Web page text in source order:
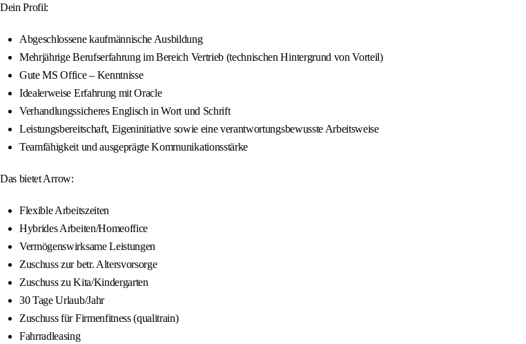
Dein Profil:
Abgeschlossene kaufmännische Ausbildung
Mehrjährige Berufserfahrung im Bereich Vertrieb (technischen Hintergrund von Vorteil)
Gute MS Office – Kenntnisse
Idealerweise Erfahrung mit Oracle
Verhandlungssicheres Englisch in Wort und Schrift
Leistungsbereitschaft, Eigeninitiative sowie eine verantwortungsbewusste Arbeitsweise
Teamfähigkeit und ausgeprägte Kommunikationsstärke
Das bietet Arrow:
Flexible Arbeitszeiten
Hybrides Arbeiten/Homeoffice
Vermögenswirksame Leistungen
Zuschuss zur betr. Altersvorsorge
Zuschuss zu Kita/Kindergarten
30 Tage Urlaub/Jahr
Zuschuss für Firmenfitness (qualitrain)
Fahrradleasing